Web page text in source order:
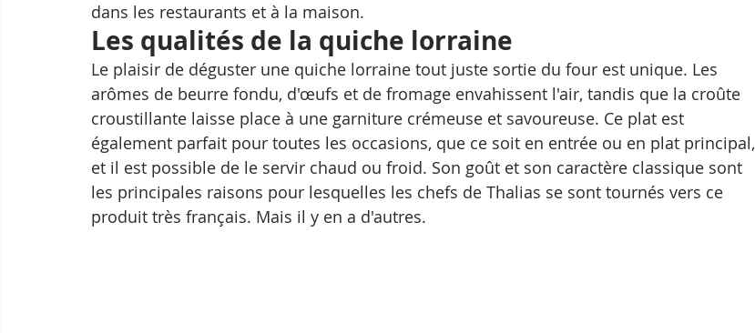
dans les restaurants et à la maison.
Les qualités de la quiche lorraine
Le plaisir de déguster une quiche lorraine tout juste sortie du four est unique. Les
arômes de beurre fondu, d'œufs et de fromage envahissent l'air, tandis que la croûte
croustillante laisse place à une garniture crémeuse et savoureuse. Ce plat est
également parfait pour toutes les occasions, que ce soit en entrée ou en plat principal,
et il est possible de le servir chaud ou froid. Son goût et son caractère classique sont
les principales raisons pour lesquelles les chefs de Thalias se sont tournés vers ce
produit très français. Mais il y en a d'autres.